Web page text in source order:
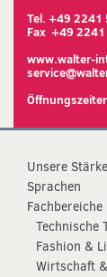
Tel. +49 2241
Fax +49
www.walter-
Unsere
Sprachen
Fachbereiche
Technische
Fashion &
Wirtschaft